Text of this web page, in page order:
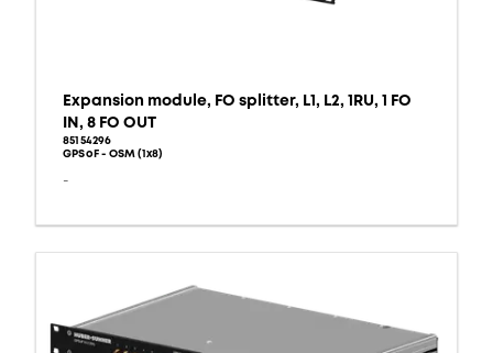
Expansion module, FO splitter, L1, L2, 1RU, 1 FO
IN, 8 FO OUT
85154296
GPSoF - OSM (1x8)
-